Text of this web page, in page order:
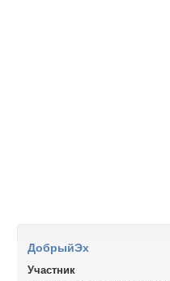
ДобрыйЭх
Участник